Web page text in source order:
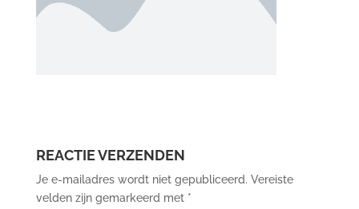
REACTIE VERZENDEN
Je e-mailadres wordt niet gepubliceerd. Vereiste
velden zijn gemarkeerd met *